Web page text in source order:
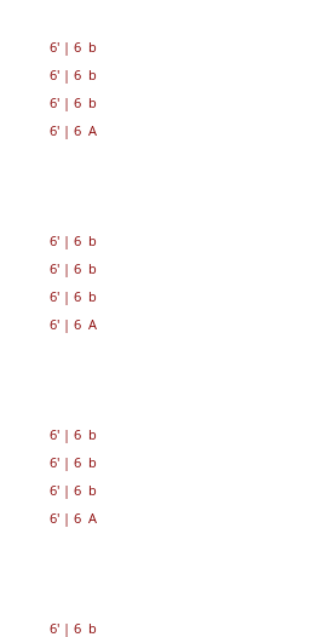
6'| 6 b
6'| 6 b
6'| 6 b
6'| 6 A
6'| 6 b
6'| 6 b
6'| 6 b
6'| 6 A
6'| 6 b
6'| 6 b
6'| 6 b
6'| 6 A
6'| 6 b